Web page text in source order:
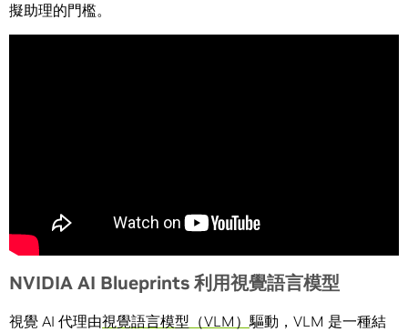
擬助理的門檻。
NVIDIA AI Blueprints 利用視覺語言模型
視覺 AI 代理由視覺語言模型（VLM）驅動，VLM 是一種結